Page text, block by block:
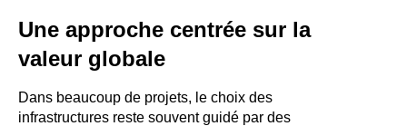
Une approche centrée sur la
valeur globale
Dans beaucoup de projets, le choix des
infrastructures reste souvent guidé par des